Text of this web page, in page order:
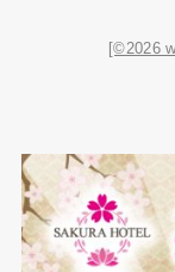
[©2026